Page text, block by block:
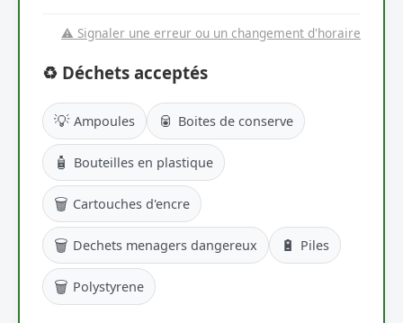
⚠️ Signaler une erreur ou un changement d'horaire
♻️ Déchets acceptés
💡 Ampoules 🥫 Boites de conserve
🧴 Bouteilles en plastique
🗑️ Cartouches d'encre
🗑️ Dechets menagers dangereux 🔋 Piles
🗑️ Polystyrene